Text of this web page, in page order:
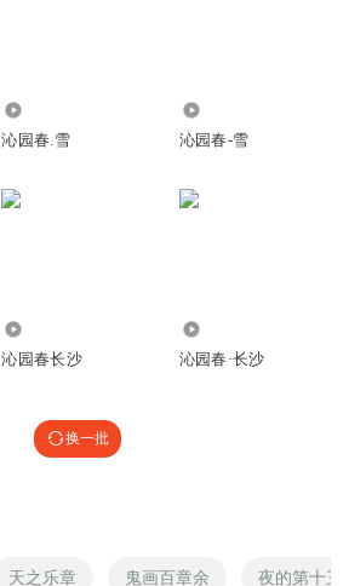
沁园春.雪 沁园春-雪
沁园春长沙 沁园春·长沙
换一批
天之乐章 鬼画百章余 夜的第十三